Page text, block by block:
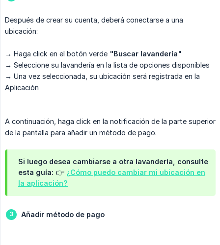
Después de crear su cuenta, deberá conectarse a una
ubicación:
→ Haga click en el botón verde "Buscar lavandería"
→ Seleccione su lavandería en la lista de opciones disponibles
→ Una vez seleccionada, su ubicación será registrada en la
Aplicación
A continuación, haga click en la notificación de la parte superior
de la pantalla para añadir un método de pago.
Si luego desea cambiarse a otra lavandería, consulte
esta guía: 👉 ¿Cómo puedo cambiar mi ubicación en
la aplicación?
Añadir método de pago